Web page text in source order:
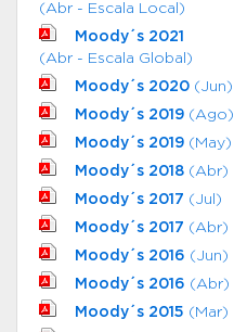
(Abr - Escala Local)
Moody´s 2021
(Abr - Escala Global)
Moody´s 2020 (Jun)
Moody´s 2019 (Ago)
Moody´s 2019 (May)
Moody´s 2018 (Abr)
Moody´s 2017 (Jul)
Moody´s 2017 (Abr)
Moody´s 2016 (Jun)
Moody´s 2016 (Abr)
Moody´s 2015 (Mar)